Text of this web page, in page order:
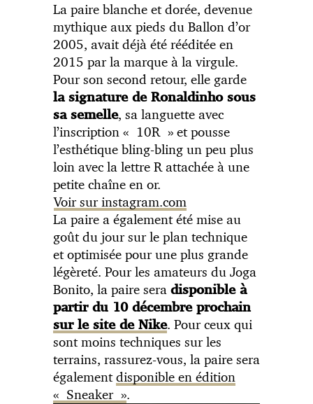
La paire blanche et dorée, devenue
mythique aux pieds du Ballon d’or
2005, avait déjà été rééditée en
2015 par la marque à la virgule.
Pour son second retour, elle garde
la signature de Ronaldinho sous
sa semelle, sa languette avec
l’inscription « 10R » et pousse
l’esthétique bling-bling un peu plus
loin avec la lettre R attachée à une
petite chaîne en or.
Voir sur instagram.com
La paire a également été mise au
goût du jour sur le plan technique
et optimisée pour une plus grande
légèreté. Pour les amateurs du Joga
Bonito, la paire sera disponible à
partir du 10 décembre prochain
sur le site de Nike. Pour ceux qui
sont moins techniques sur les
terrains, rassurez-vous, la paire sera
égalementdisponible en édition
« Sneaker ».